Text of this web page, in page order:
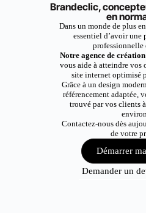
Brandeclic,
en
Dans un monde de plus
essentiel d’avoir une
professionnelle
Notre agence de
vous aide à atteindre vos
site internet optimisé
Grâce à un design
référencement adaptée,
trouvé par vos clients
Contactez-nous dès
de votre
Démarrer
Demander un